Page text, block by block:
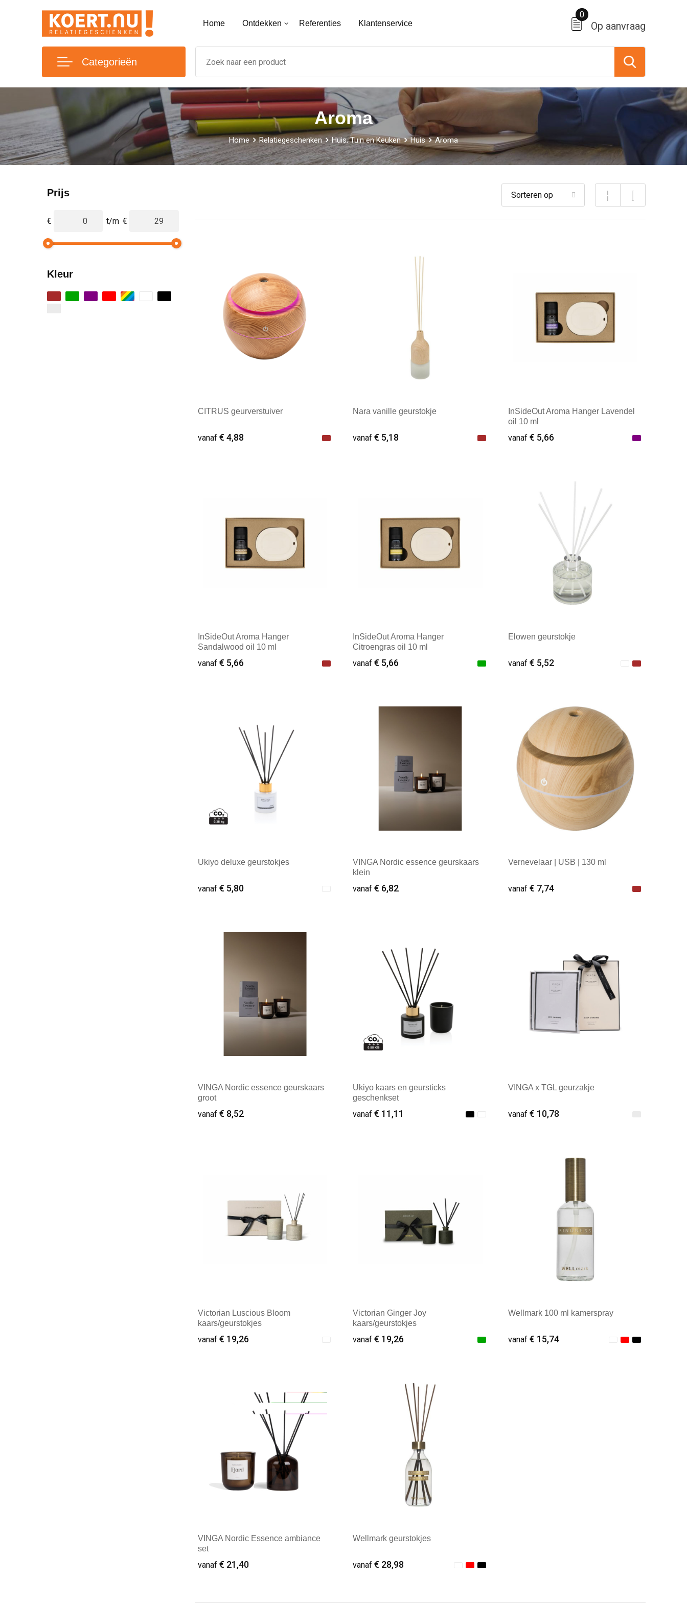
Home Ontdekken Referenties Klantenservice Op aanvraag
0
Categorieën
Aroma
Home Relatiegeschenken Huis, Tuin en Keuken Huis Aroma
Prijs
€ t/m €
Kleur
CITRUS geurverstuiver
vanaf € 4,88
Nara vanille geurstokje
vanaf€ 5,18
InSideOut Aroma Hanger Lavendel
oil 10 ml
vanaf € 5,66
Minimale afname: 1
InSideOut Aroma Hanger
Sandalwood oil 10 ml
vanaf € 5,66
InSideOut Aroma Hanger
Citroengras oil 10 ml
vanaf€ 5,66
Elowen geurstokje
vanaf € 5,52
Minimale afname: 1
Ukiyo deluxe geurstokjes
vanaf € 5,80
VINGA Nordic essence geurskaars
klein
vanaf€ 6,82
Vernevelaar | USB | 130 ml
vanaf € 7,74
VINGA Nordic essence geurskaars
groot
vanaf € 8,52
Ukiyo kaars en geursticks
geschenkset
vanaf€ 11,11
VINGA x TGL geurzakje
vanaf € 10,78
Minimale afname: 1
Victorian Luscious Bloom
kaars/geurstokjes
vanaf € 19,26
Minimale afname: 1
Victorian Ginger Joy
kaars/geurstokjes
vanaf€ 19,26
Minimale afname: 1
Wellmark 100 ml kamerspray
vanaf € 15,74
VINGA Nordic Essence ambiance
set
vanaf € 21,40
Wellmark geurstokjes
vanaf€ 28,98